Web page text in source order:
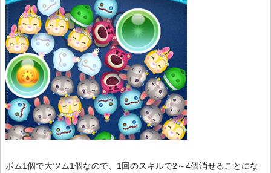
ボム1個で大ツム1個なので、1回のスキルで2～4個消せることにな